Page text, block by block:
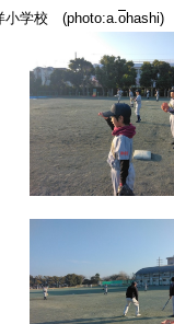
学校 (photo:a.ohashi)